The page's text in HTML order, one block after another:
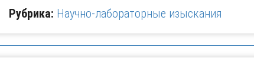
Рубрика: Научно-лабораторные изыскания